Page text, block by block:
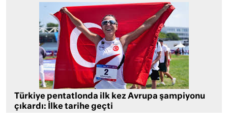
Türkiye pentatlonda ilk kez Avrupa şampiyonu
çıkardı: İlke tarihe geçti